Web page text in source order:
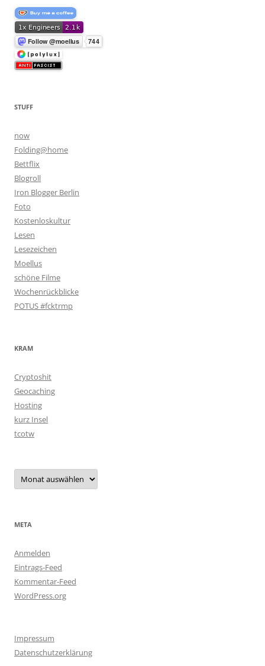
STUFF
now
Folding@home
Bettflix
Blogroll
Iron Blogger Berlin
Foto
Kostenloskultur
Lesen
Lesezeichen
Moellus
schöne Filme
Wochenrückblicke
POTUS #fcktrmp
KRAM
Cryptoshit
Geocaching
Hosting
kurz Insel
tcotw
Archiv
META
Anmelden
Eintrags-Feed
Kommentar-Feed
WordPress.org
Impressum
Datenschutzerklärung